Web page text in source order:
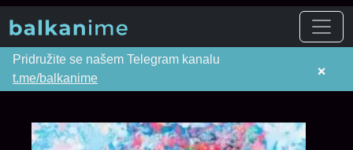
Pridružite se našem Telegram kanalu
t.me/balkanime
×